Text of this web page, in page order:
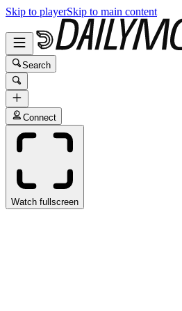
Skip to playerSkip to main content
Search
Connect
Watch fullscreen